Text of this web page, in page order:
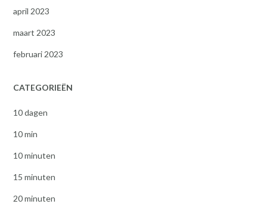
april 2023
maart 2023
februari 2023
CATEGORIEËN
10 dagen
10 min
10 minuten
15 minuten
20 minuten